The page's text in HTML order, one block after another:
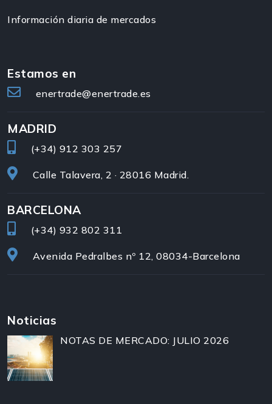
Información diaria de mercados
Estamos en
enertrade@enertrade.es
MADRID
(+34) 912 303 257
Calle Talavera, 2 · 28016 Madrid.
BARCELONA
(+34) 932 802 311
Avenida Pedralbes nº 12, 08034-Barcelona
Noticias
NOTAS DE MERCADO: JULIO 2026